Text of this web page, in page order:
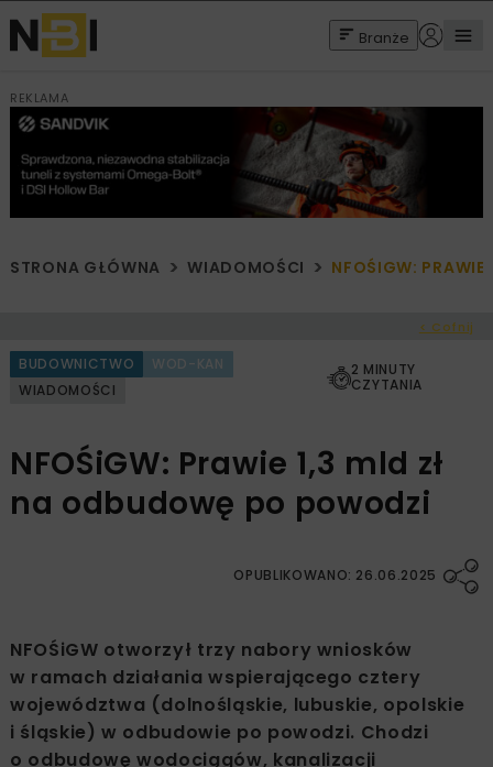
Branże
REKLAMA
STRONA GŁÓWNA WIADOMOŚCI NFOŚIGW:
< Cofnij
BUDOWNICTWO
WOD-KAN
WIADOMOŚCI
2 MINUTY
CZYTANIA
NFOŚiGW: Prawie 1,3 mld zł
na odbudowę po powodzi
OPUBLIKOWANO: 26.06.2025
NFOŚiGW otworzył trzy nabory wniosków
w ramach działania wspierającego cztery
województwa (dolnośląskie, lubuskie, opolskie
i śląskie) w odbudowie po powodzi. Chodzi
o odbudowę wodociągów, kanalizacji